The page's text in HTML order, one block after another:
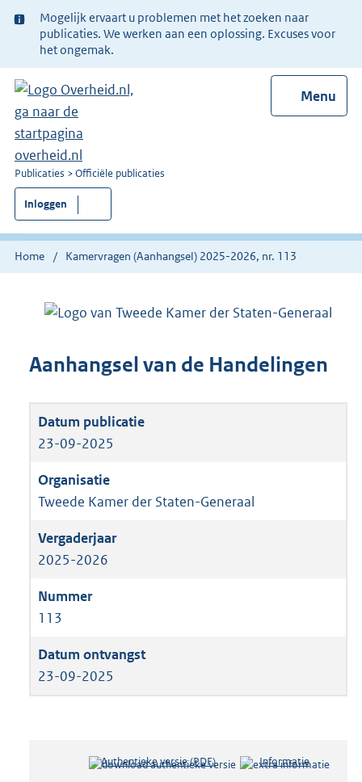
Ter
informatie:
Mogelijk ervaart u problemen met het zoeken naar
publicaties. We werken aan een oplossing. Excuses voor
het ongemak.
Menu
U
bent
nu
hier:
Publicaties Officiële publicaties
Inloggen
Home Kamervragen (Aanhangsel) 2025-2026, nr. 113
Aanhangsel van de Handelingen
23-09-2025
Tweede Kamer der Staten-Generaal
2025-2026
113
23-09-2025
Authentieke versie (PDF)b
Informatie